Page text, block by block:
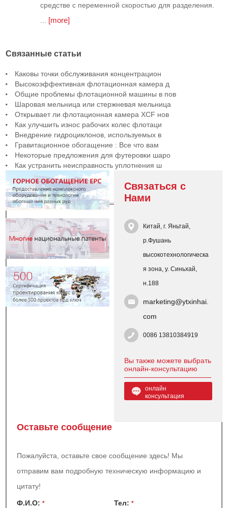
средстве с переменной скоростью для разделения.
[more]
Связанные статьи
Каковы точки обслуживания концентрацион
Высокоэффективная флотационная камера д
Общие проблемы флотационной машины в пов
Шаровая мельница или стержневая мельница
Открывает ли флотационная камера XCF нов
Как улучшить износ рабочих колес флотаци
Внедрение гидроциклонов, используемых в
Гравитационное обогащение : Все что вам
Некоторые предложения для футеровки шаро
Как устранить неисправность уплотнения ш
Связаться с
Нами
Китай, г. Яньтай,
р.Фушань
высокотехнологическа
я зона, у. Синьхай,
н.188
marketing@ytxinhai.
com
0086 13810384919
Вы также можете выбрать
онлайн-консультацию
онлайн
консультация
Оставьте сообщение
Пожалуйста, оставьте свое сообщение здесь! Мы
отправим вам подробную техническую информацию и
цитату!
Ф.И.О:* Teл: *